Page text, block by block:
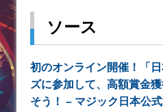
ソース
初のオンライン開催！「
ズに参加して、高額賞金
そう！ – マジック日本公